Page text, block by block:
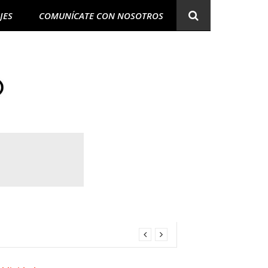
COMUNÍCATE CON NOSOTROS